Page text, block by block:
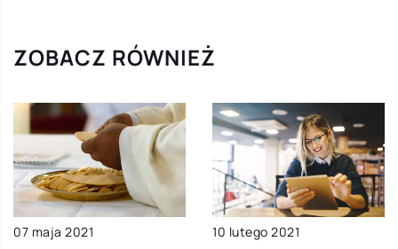
ZOBACZ RÓWNIEŻ
07 maja 2021 10 lutego 2021